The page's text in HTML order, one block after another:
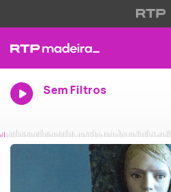
Sem Filtros